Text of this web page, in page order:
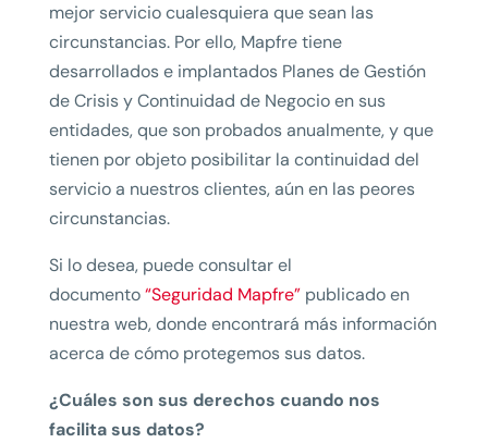
mejor servicio cualesquiera que sean las
circunstancias. Por ello, Mapfre tiene
desarrollados e implantados Planes de Gestión
de Crisis y Continuidad de Negocio en sus
entidades, que son probados anualmente, y que
tienen por objeto posibilitar la continuidad del
servicio a nuestros clientes, aún en las peores
circunstancias.
Si lo desea, puede consultar el
documento“Seguridad Mapfre”publicado en
nuestra web, donde encontrará más información
acerca de cómo protegemos sus datos.
¿Cuáles son sus derechos cuando nos
facilita sus datos?